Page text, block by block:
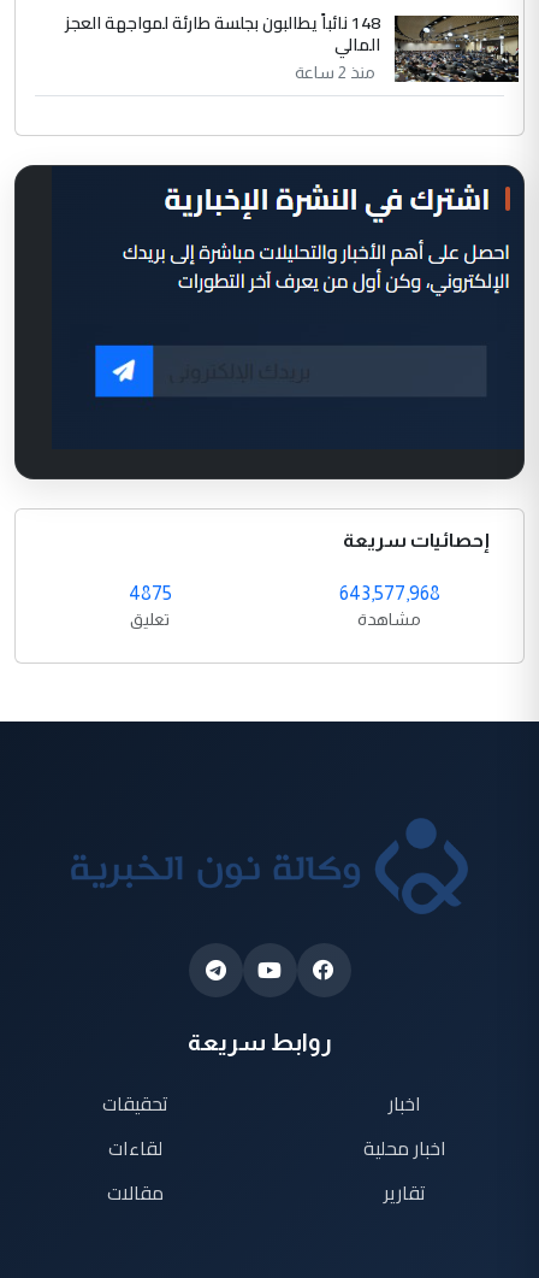
148 نائباً يطالبون بجلسة طارئة لمواجهة العجز
المالي
منذ 2 ساعة
إحصائيات سريعة
643,577,968
مشاهدة
4875
تعليق
روابط سريعة
اخبار
اخبار محلية
تقارير
تحقيقات
لقاءات
مقالات